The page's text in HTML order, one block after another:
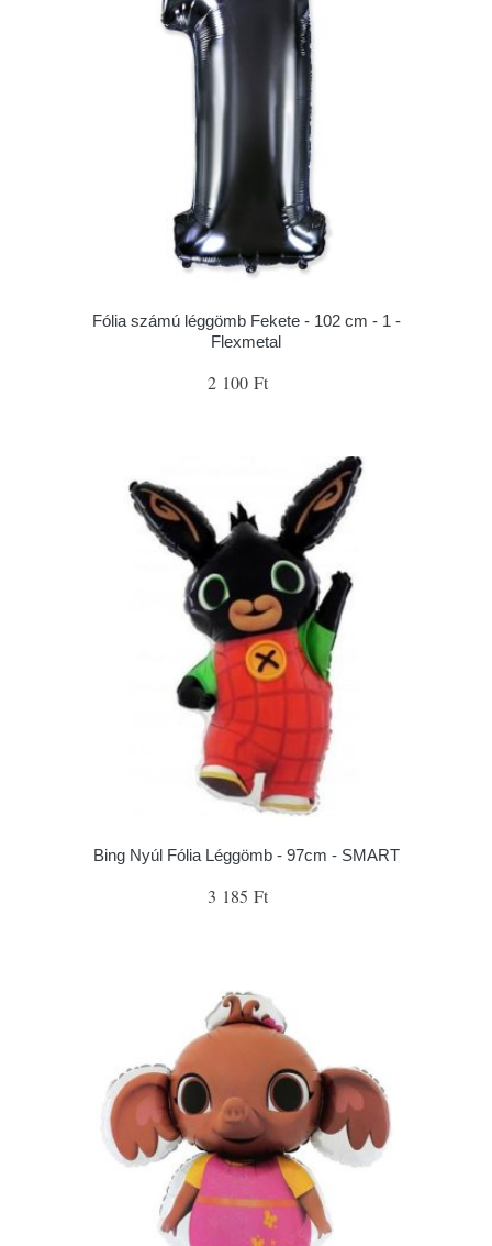
Fólia számú léggömb Fekete - 102 cm - 1 -
Flexmetal
2 100 Ft
Bing Nyúl Fólia Léggömb - 97cm - SMART
3 185 Ft